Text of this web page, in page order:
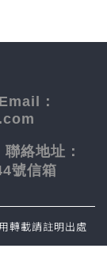
Email：
聯絡地址：
號信箱
轉載請註明出處